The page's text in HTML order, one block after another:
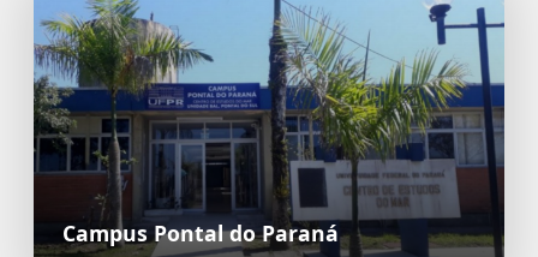
Campus Pontal do Paraná